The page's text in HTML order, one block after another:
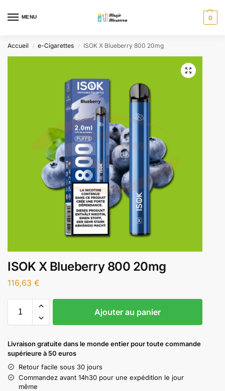
MENU 0
Accueil / e-Cigarettes / ISOK X Blueberry 800 20mg
ISOK X Blueberry 800 20mg
116,63 €
Ajouter au panier
Livraison gratuite dans le monde entier pour toute commande
supérieure à 50 euros
Retour facile sous 30 jours
Commandez avant 14h30 pour une expédition le jour
même